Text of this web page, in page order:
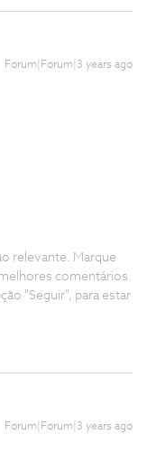
Forum|Forum|3 years ago
relevante. Marque
comentários.
"Seguir", para estar
Forum|Forum|3 years ago